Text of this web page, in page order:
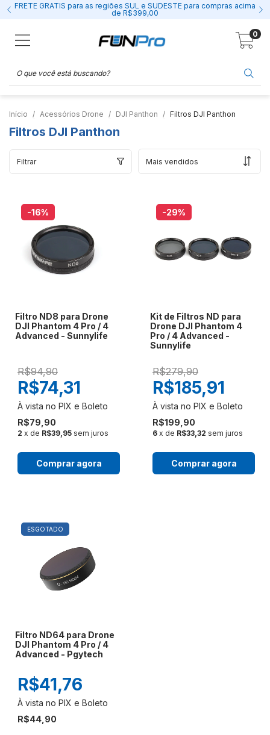
FRETE GRÁTIS para as regiões SUL e SUDESTE para compras acima
de R$399,00
0
Início Acessórios Drone DJI Panthon Filtros DJI Panthon
Filtros DJI Panthon
Filtrar
-16%
Filtro ND8 para Drone
DJI Phantom 4 Pro / 4
Advanced - Sunnylife
R$94,90
R$79,90
R$74,31
2 x de R$39,95 sem juros
Comprar agora
-29%
Kit de Filtros ND para
Drone DJI Phantom 4
Pro / 4 Advanced -
Sunnylife
R$279,90
R$199,90
R$185,91
6 x de R$33,32 sem juros
Comprar agora
ESGOTADO
Filtro ND64 para Drone
DJI Phantom 4 Pro / 4
Advanced - Pgytech
R$44,90
R$41,76